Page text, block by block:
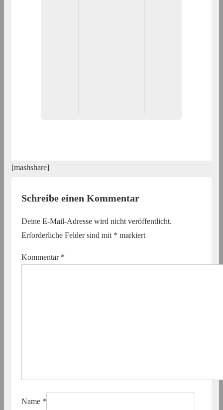
[mashshare]
Schreibe einen Kommentar
Deine E-Mail-Adresse wird nicht veröffentlicht.
Erforderliche Felder sind mit * markiert
Kommentar *
Name *